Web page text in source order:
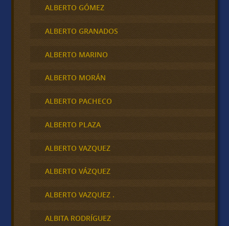
ALBERTO GÓMEZ
ALBERTO GRANADOS
ALBERTO MARINO
ALBERTO MORÁN
ALBERTO PACHECO
ALBERTO PLAZA
ALBERTO VAZQUEZ
ALBERTO VÁZQUEZ
ALBERTO VAZQUEZ .
ALBITA RODRÍGUEZ